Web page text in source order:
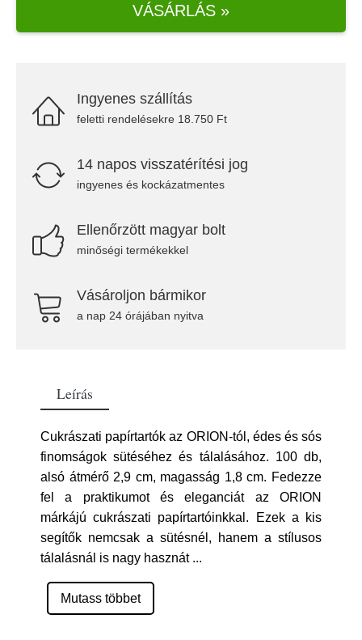
VÁSÁRLÁS »
Ingyenes szállítás
feletti rendelésekre 18.750 Ft
14 napos visszatérítési jog
ingyenes és kockázatmentes
Ellenőrzött magyar bolt
minőségi termékekkel
Vásároljon bármikor
a nap 24 órájában nyitva
Leírás
Cukrászati papírtartók az ORION-tól, édes és sós
finomságok sütéséhez és tálalásához. 100 db,
alsó átmérő 2,9 cm, magasság 1,8 cm. Fedezze
fel a praktikumot és eleganciát az ORION
márkájú cukrászati papírtartóinkkal. Ezek a kis
segítők nemcsak a sütésnél, hanem a stílusos
tálalásnál is nagy hasznát ...
Mutass többet